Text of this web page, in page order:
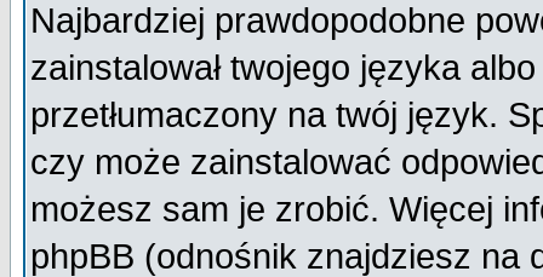
Najbardziej prawdopodobne
zainstalował twojego języka
przetłumaczony na twój język.
czy może zainstalować
możesz sam je zrobić. Więcej
phpBB (odnośnik znajdziesz na